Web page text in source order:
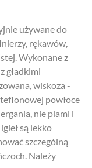
używane do
rękawów,
Wykonane z
gładkimi
wiskoza -
powłoce
nie plami i
są lekko
szczególną
Należy